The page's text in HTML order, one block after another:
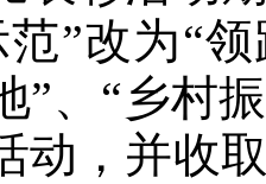
”改为“
”、“乡村
动，并收